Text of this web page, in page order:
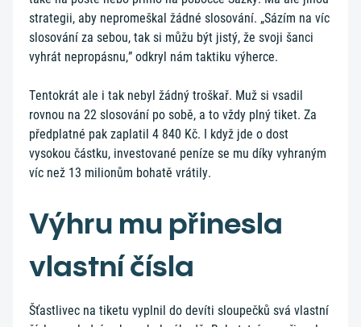
strategii, aby nepromeškal žádné slosování. „Sázím na víc
slosování za sebou, tak si můžu být jistý, že svoji šanci
vyhrát nepropásnu,” odkryl nám taktiku výherce.
Tentokrát ale i tak nebyl žádný troškař. Muž si vsadil
rovnou na 22 slosování po sobě, a to vždy plný tiket. Za
předplatné pak zaplatil 4 840 Kč. I když jde o dost
vysokou částku, investované peníze se mu díky vyhraným
víc než 13 milionům bohatě vrátily.
Výhru mu přinesla
vlastní čísla
Šťastlivec na tiketu vyplnil do devíti sloupečků svá vlastní